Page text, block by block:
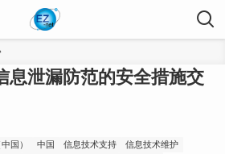
息泄漏防范的安全措施交
国） 中国 信息技术支持
信息技术维护